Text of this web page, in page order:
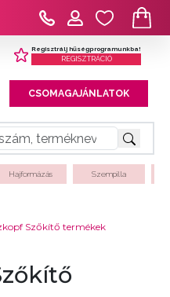
Regisztrálj hűségprogramunkba!
REGISZTRÁCIÓ
CSOMAGAJÁNLATOK
Hajformázás Szempilla
Szőkítő termékek